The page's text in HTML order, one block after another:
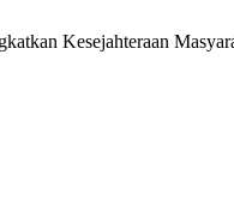
Kesejahteraan